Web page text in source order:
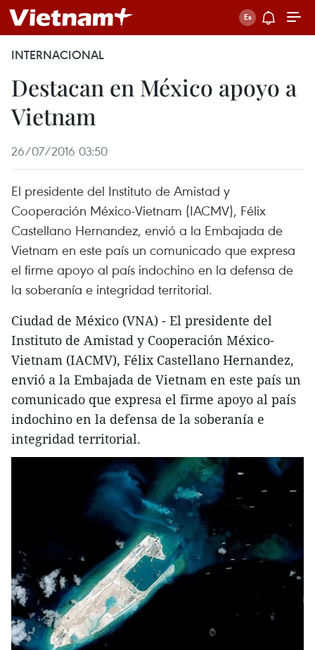
INTERNACIONAL
Destacan en México apoyo a
Vietnam
26/07/2016 03:50
El presidente del Instituto de Amistad y
Cooperación México-Vietnam (IACMV), Félix
Castellano Hernandez, envió a la Embajada de
Vietnam en este país un comunicado que expresa
el firme apoyo al país indochino en la defensa de
la soberanía e integridad territorial.
Ciudad de México (VNA) - El presidente del
Instituto de Amistad y Cooperación México-
Vietnam (IACMV), Félix Castellano Hernandez,
envió a la Embajada de Vietnam en este país un
comunicado que expresa el firme apoyo al país
indochino en la defensa de la soberanía e
integridad territorial.